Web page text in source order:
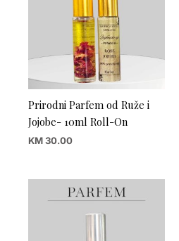
Prirodni Parfem od Ruže i
Jojobe- 10ml Roll-On
KM30.00